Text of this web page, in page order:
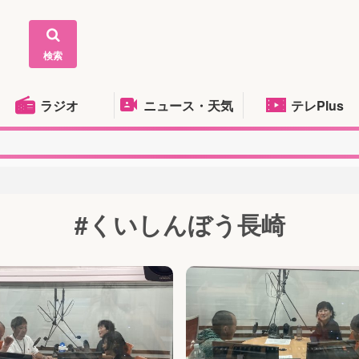
検索
ラジオ ニュース・天気 テレPlus
#くいしんぼう長崎